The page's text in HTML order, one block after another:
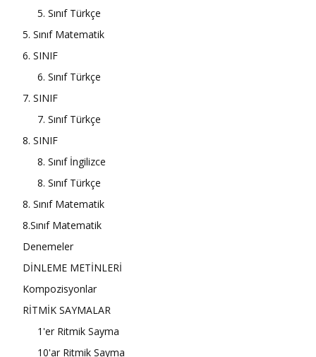
5. Sınıf Türkçe
5. Sınıf Matematik
6. SINIF
6. Sınıf Türkçe
7. SINIF
7. Sınıf Türkçe
8. SINIF
8. Sınıf İngilizce
8. Sınıf Türkçe
8. Sınıf Matematik
8.Sınıf Matematik
Denemeler
DİNLEME METİNLERİ
Kompozisyonlar
RİTMİK SAYMALAR
1'er Ritmik Sayma
10'ar Ritmik Sayma